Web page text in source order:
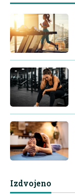
Izdvojeno